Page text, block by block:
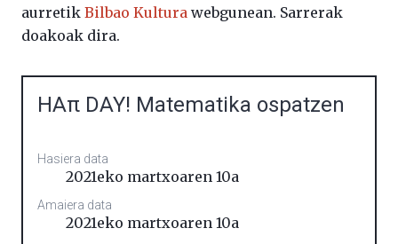
aurretik Bilbao Kultura webgunean. Sarrerak
doakoak dira.
HAπ DAY! Matematika ospatzen
Hasiera data
2021eko martxoaren 10a
Amaiera data
2021eko martxoaren 10a